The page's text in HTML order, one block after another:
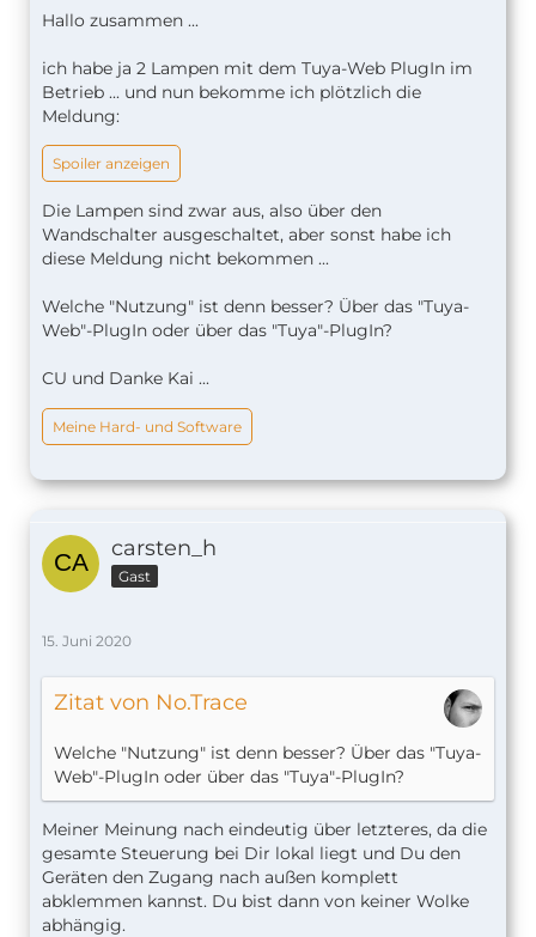
Hallo zusammen ...
ich habe ja 2 Lampen mit dem Tuya-Web PlugIn im
Betrieb ... und nun bekomme ich plötzlich die
Meldung:
Spoiler anzeigen
Die Lampen sind zwar aus, also über den
Wandschalter ausgeschaltet, aber sonst habe ich
diese Meldung nicht bekommen ...
Welche "Nutzung" ist denn besser? Über das "Tuya-
Web"-PlugIn oder über das "Tuya"-PlugIn?
CU und Danke Kai ...
Meine Hard- und Software
carsten_h
Gast
15. Juni 2020
Zitat von No.Trace
Welche "Nutzung" ist denn besser? Über das "Tuya-
Web"-PlugIn oder über das "Tuya"-PlugIn?
Meiner Meinung nach eindeutig über letzteres, da die
gesamte Steuerung bei Dir lokal liegt und Du den
Geräten den Zugang nach außen komplett
abklemmen kannst. Du bist dann von keiner Wolke
abhängig.